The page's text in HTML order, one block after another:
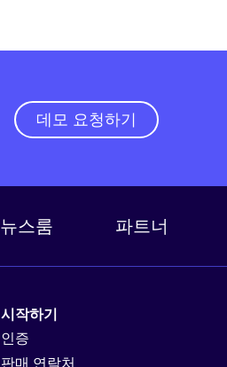
데모 요청하기
뉴스룸 파트너
시작하기
인증
판매 연락처